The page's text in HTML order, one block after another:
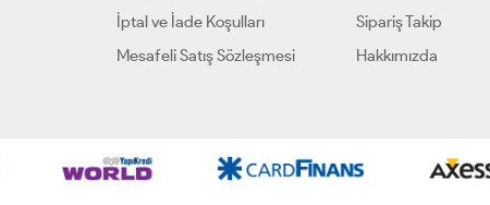
İptal ve İade Koşulları
Mesafeli Satış Sözleşmesi
Sipariş Takip
Hakkımızda